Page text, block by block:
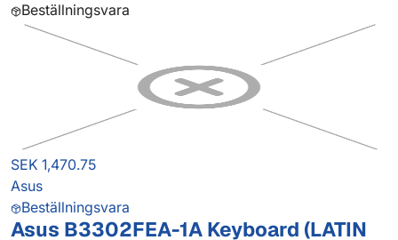
Beställningsvara
SEK 1,470.75
Asus
Beställningsvara
Asus B3302FEA-1A Keyboard (LATIN